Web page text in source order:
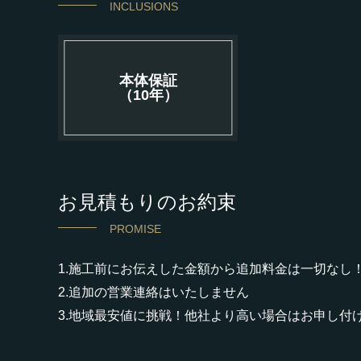
INCLUSIONS
本体保証
（10年）
お見積もりのお約束
PROMISE
1.施工前にお伝えした金額から追加料金は一切なし！
2.追加の営業連絡はいたしません
3.地域最安値に挑戦！他社より高い場合はお申し付